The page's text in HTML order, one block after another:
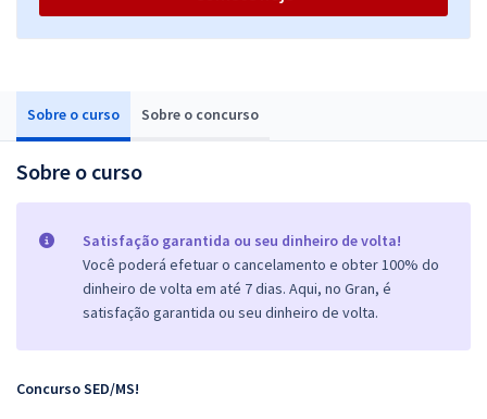
Sobre o curso Sobre o concurso
Sobre o curso
Satisfação garantida ou seu dinheiro de volta!
Você poderá efetuar o cancelamento e obter 100% do
dinheiro de volta em até 7 dias. Aqui, no Gran, é
satisfação garantida ou seu dinheiro de volta.
Concurso SED/MS!